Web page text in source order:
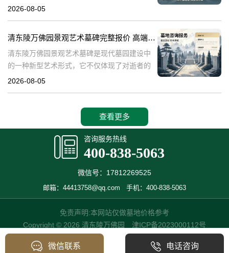
5063清东陵万佛园，作为中国历史上著名的皇
2026-08-05
清东陵万佛园景观艺术墓碑完整报价 高端墓型大额直降活动详解
清东陵万佛园景观艺术墓碑是现代墓园建设中
的一种新型艺术形式，它不仅体现了对逝者的
尊重和缅怀，更是一种文化艺术的传承。本文
2026-08-05
查看更多
咨询服务热线
400-838-5063
微信号：17812269525
邮箱：44413758@qq.com 手机：400-838-5063
免责声明:本网站仅做墓地价格参考
Copyright © 2026 清东陵万佛园 津ICP备2023000112号
微信联系 电话咨询